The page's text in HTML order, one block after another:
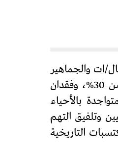
ات والجماهير
الشعبية وعموم الكادحين/ات بمختلف المناطق الجهة من معاناة يومية وماسي اجتماعية بسبب البطالة التي بلغت أكثر من 30%، وفقدان
بالأحياء
وتلفيق التهم
التاريخية